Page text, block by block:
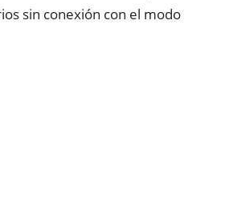
sin conexión con el modo